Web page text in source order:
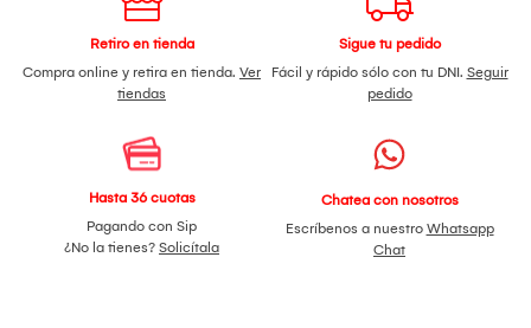
Retiro en tienda
Compra online y retira en tienda. Ver
tiendas
Sigue tu pedido
Fácil y rápido sólo con tu DNI. Seguir
pedido
Hasta 36 cuotas
Pagando con Sip
¿No la tienes? Solicítala
Chatea con nosotros
Escríbenos a nuestro Whatsapp
Chat